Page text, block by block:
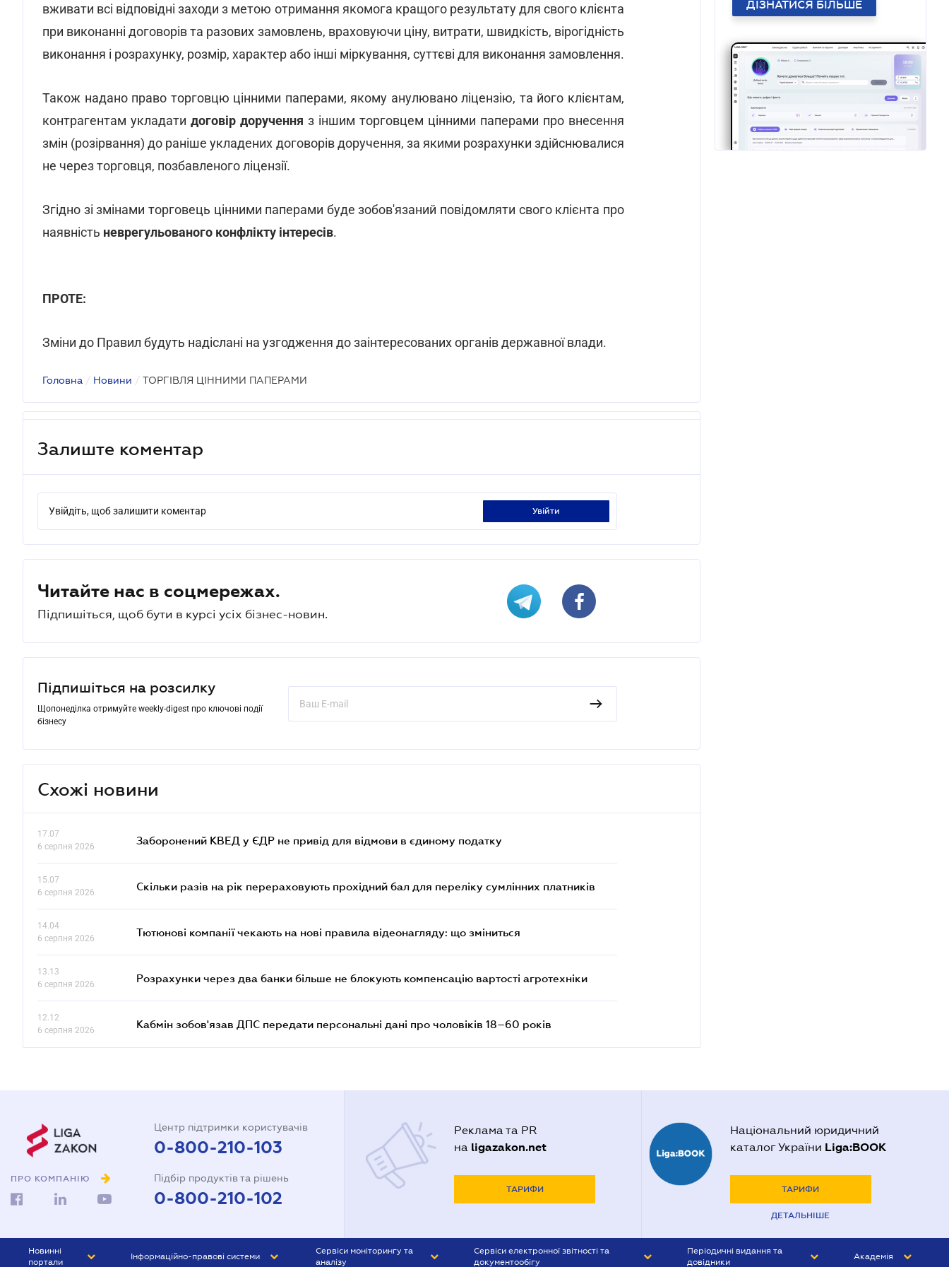
вживати всі відповідні заходи з метою отримання якомога кращого результату для свого клієнта
при виконанні договорів та разових замовлень, враховуючи ціну, витрати, швидкість, вірогідність
виконання і розрахунку, розмір, характер або інші міркування, суттєві для виконання замовлення.
Також надано право торговцю цінними паперами, якому анулювано ліцензію, та його клієнтам,
контрагентам укладати договір доручення з іншим торговцем цінними паперами про внесення
змін (розірвання) до раніше укладених договорів доручення, за якими розрахунки здійснювалися
не через торговця, позбавленого ліцензії.
Згідно зі змінами торговець цінними паперами буде зобов'язаний повідомляти свого клієнта про
наявність неврегульованого конфлікту інтересів.
ПРОТЕ:
Зміни до Правил будуть надіслані на узгодження до заінтересованих органів державної влади.
Головна / Новини / ТОРГІВЛЯ ЦІННИМИ ПАПЕРАМИ
Залиште коментар
Увійдіть, щоб залишити коментар увійти
Читайте нас в соцмережах.
Підпишіться, щоб бути в курсі усіх бізнес-новин.
Підпишіться на розсилку
Щопонеділка отримуйте weekly-digest про ключові події
бізнесу
Схожі новини
17.07
6 серпня 2026
Заборонений КВЕД у ЄДР не привід для відмови в єдиному податку
15.07
6 серпня 2026
Скільки разів на рік перераховують прохідний бал для переліку сумлінних платників
14.04
6 серпня 2026
Тютюнові компанії чекають на нові правила відеонагляду: що зміниться
13.13
6 серпня 2026
Розрахунки через два банки більше не блокують компенсацію вартості агротехніки
12.12
6 серпня 2026
Кабмін зобов'язав ДПС передати персональні дані про чоловіків 18–60 років
ДІЗНАТИСЯ БІЛЬШЕ
ПРО КОМПАНІЮ
Центр підтримки користувачів
0-800-210-103
Підбір продуктів та рішень
0-800-210-102
Реклама та PR
на ligazakon.net
ТАРИФИ
Національний юридичний
каталог України Liga:BOOK
ТАРИФИ
ДЕТАЛЬНІШЕ
Новинні
портали
Інформаційно-правові системи
Сервіси моніторингу та
аналізу
Сервіси електронної звітності та
документообігу
Періодичні видання та
довідники
Академія